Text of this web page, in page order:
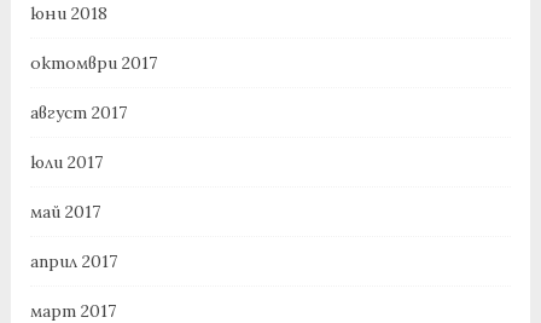
юни 2018
октомври 2017
август 2017
юли 2017
май 2017
април 2017
март 2017